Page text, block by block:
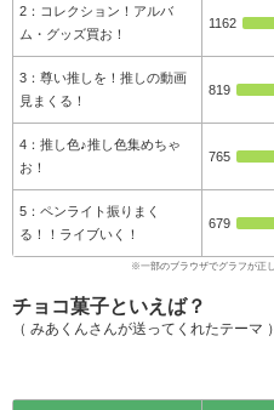
コレクション！アルバ
ム・グッズ買お！
1162
尊い推しを！推しの動画
見まくる！
819
推し色♪推し色集めちゃ
お！
765
ペンライト振りまく
る！！ライブいく！
679
チョコ菓子といえば？
（ みあくんさんが送ってくれたテーマ ）